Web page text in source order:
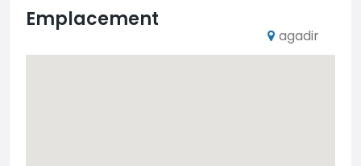
Emplacement
agadir